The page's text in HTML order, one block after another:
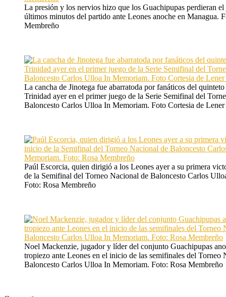
La presión y los nervios hizo que los Guachipupas perdieran el
últimos minutos del partido ante Leones anoche en Managua.
Membreño
La cancha de Jinotega fue abarratoda por fanáticos del
Trinidad ayer en el primer juego de la Serie Semifinal del
Baloncesto Carlos Ulloa In Memoriam. Foto Cortesia de
Paúl Escorcia, quien dirigió a los Leones ayer a su primera
de la Semifinal del Torneo Nacional de Baloncesto Carlos
Foto: Rosa Membreño
Noel Mackenzie, jugador y líder del conjunto Guachipupas
tropiezo ante Leones en el inicio de las semifinales del Torneo
Baloncesto Carlos Ulloa In Memoriam. Foto: Rosa Membreño